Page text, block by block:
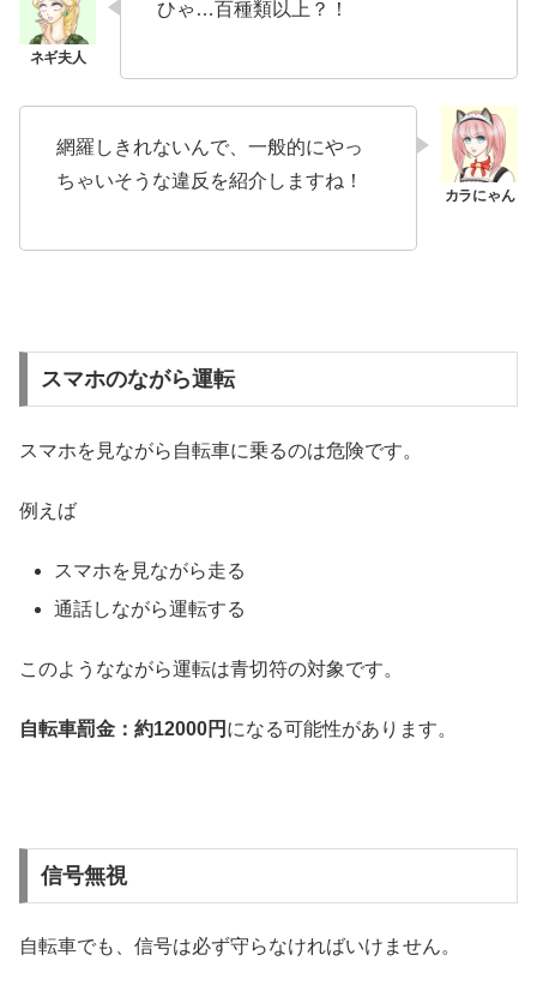
ひゃ…百種類以上？！
網羅しきれないんで、一般的にやっ
ちゃいそうな違反を紹介しますね！
スマホのながら運転
スマホを見ながら自転車に乗るのは危険です。
例えば
スマホを見ながら走る
通話しながら運転する
このようなながら運転は青切符の対象です。
自転車罰金：約12000円 になる可能性があります。
信号無視
自転車でも、信号は必ず守らなければいけません。